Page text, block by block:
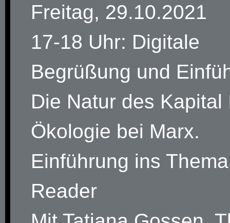
Freitag, 29.10.2021
17-18 Uhr: Digitale
Begrüßung und
Die Natur des Kapital
Ökologie bei Marx.
Einführung ins
Reader